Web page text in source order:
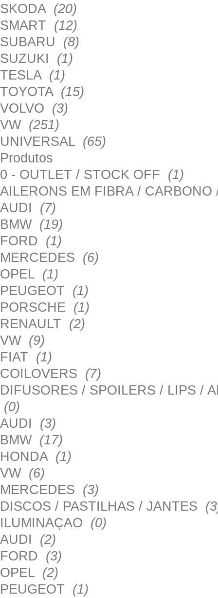
SKODA (20)
SMART (12)
SUBARU (8)
SUZUKI (1)
TESLA (1)
TOYOTA (15)
VOLVO (3)
VW (251)
UNIVERSAL (65)
Produtos
0 - OUTLET / STOCK OFF (1)
AILERONS EM FIBRA /
AUDI (7)
BMW (19)
FORD (1)
MERCEDES (6)
OPEL (1)
PEUGEOT (1)
PORSCHE (1)
RENAULT (2)
VW (9)
FIAT (1)
COILOVERS (7)
DIFUSORES / SPOILERS / LIPS /
(0)
AUDI (3)
BMW (17)
HONDA (1)
VW (6)
MERCEDES (3)
DISCOS / PASTILHAS / JANTES
ILUMINAÇAO (0)
AUDI (2)
FORD (3)
OPEL (2)
PEUGEOT (1)